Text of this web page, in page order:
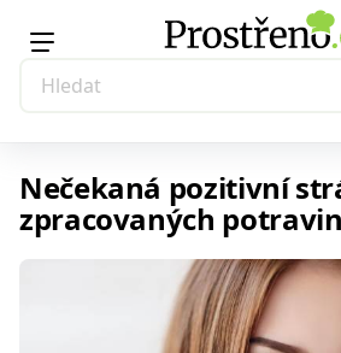
Nečekaná pozitivní
zpracovaných potravin